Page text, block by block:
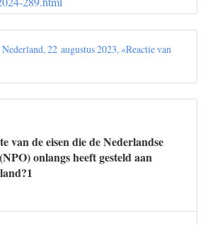
22 augustus 2023, «Reactie van
van de eisen die de Nederlandse
onlangs heeft gesteld aan